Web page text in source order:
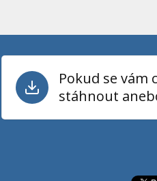
Pokud se vám
stáhnout